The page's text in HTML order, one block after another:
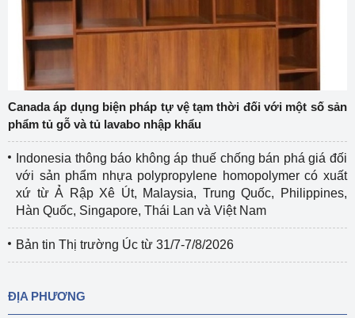
Canada áp dụng biện pháp tự vệ tạm thời đối với một số sản
phẩm tủ gỗ và tủ lavabo nhập khẩu
Indonesia thông báo không áp thuế chống bán phá giá đối
với sản phẩm nhựa polypropylene homopolymer có xuất
xứ từ Ả Rập Xê Út, Malaysia, Trung Quốc, Philippines,
Hàn Quốc, Singapore, Thái Lan và Việt Nam
Bản tin Thị trường Úc từ 31/7-7/8/2026
ĐỊA PHƯƠNG